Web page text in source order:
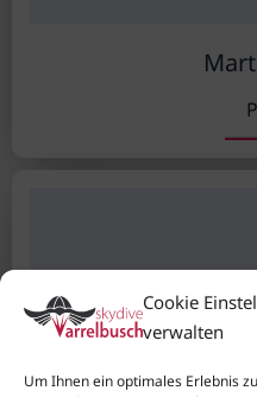
Cookie
verwalten
Um Ihnen ein optimales Erlebnis